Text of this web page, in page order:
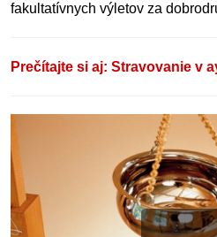
fakultatívnych výletov za
Prečítajte si aj: Stravovanie v